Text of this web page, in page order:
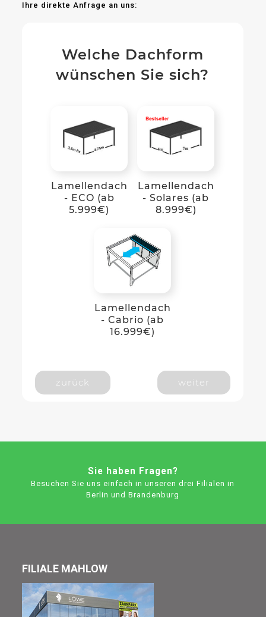
Ihre direkte Anfrage an uns:
Welche Dachform
wünschen Sie sich?
Lamellendach
- ECO (ab
5.999€)
Lamellendach
- Solares (ab
8.999€)
Lamellendach
- Cabrio (ab
16.999€)
zurück weiter
Sie haben Fragen?
Besuchen Sie uns einfach in unseren drei Filialen in
Berlin und Brandenburg
FILIALE MAHLOW